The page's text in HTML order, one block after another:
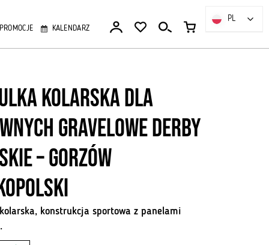
PROMOCJE KALENDARZ
kolarska dla
Gravelowe Derby
– Gorzów
konstrukcja sportowa z panelami
PL
PL